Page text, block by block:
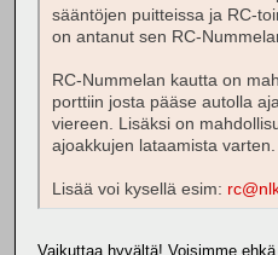
sääntöjen puitteissa ja RC-
on antanut sen RC-
RC-Nummelan kautta on
porttiin josta pääse autolla
viereen. Lisäksi on
ajoakkujen lataamista varten.
Lisää voi kysellä esim:
Vaikuttaa hyvältä! Voisimme